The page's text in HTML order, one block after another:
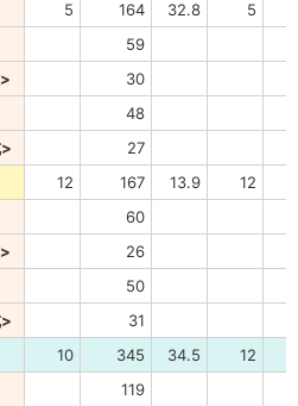
5 164 32.8
5
59
30
48
27
12 167 13.9
12
60
26
50
31
10 345 34.5
12
119